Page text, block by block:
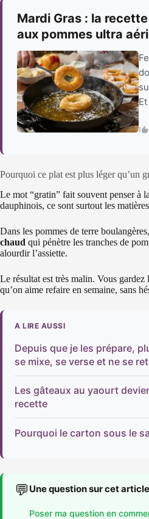
Mardi Gras : la
aux pommes ultra
Pourquoi ce plat est plus léger qu’un
Le mot “gratin” fait souvent penser à
dauphinois, ce sont surtout les
Dans les pommes de terre
chaud qui pénètre les tranches de
alourdir l’assiette.
Le résultat est très malin. Vous
qu’on aime refaire en semaine, sans
A LIRE AUSSI
Depuis que je les prépare,
se mixe, se verse et ne se
Les gâteaux au yaourt
recette
Pourquoi le carton sous le
💬 Une question sur cet
Poser ma question en